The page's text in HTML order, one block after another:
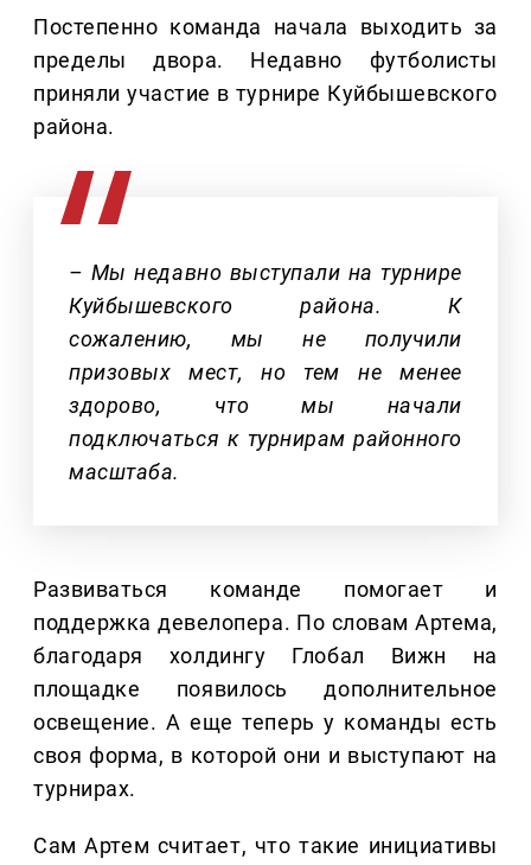
Постепенно команда начала выходить за
пределы двора. Недавно футболисты
приняли участие в турнире Куйбышевского
района.
– Мы недавно выступали на турнире
Куйбышевского района. К
сожалению, мы не получили
призовых мест, но тем не менее
здорово, что мы начали
подключаться к турнирам районного
масштаба.
Развиваться команде помогает и
поддержка девелопера. По словам Артема,
благодаря холдингу Глобал Вижн на
площадке появилось дополнительное
освещение. А еще теперь у команды есть
своя форма, в которой они и выступают на
турнирах.
Сам Артем считает, что такие инициативы